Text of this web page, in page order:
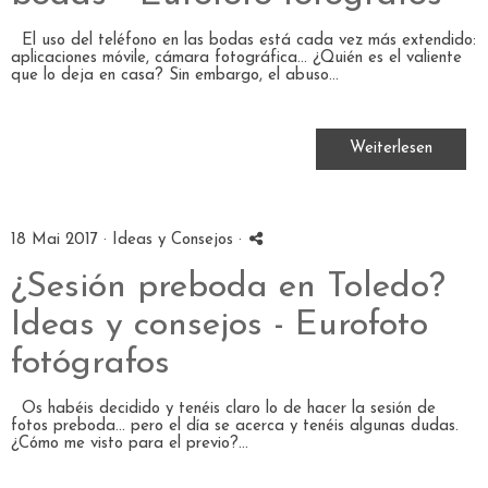
El uso del teléfono en las bodas está cada vez más extendido:
aplicaciones móvile, cámara fotográfica... ¿Quién es el valiente
que lo deja en casa? Sin embargo, el abuso...
Weiterlesen
18 Mai 2017 · Ideas y Consejos ·
¿Sesión preboda en Toledo?
Ideas y consejos - Eurofoto
fotógrafos
Os habéis decidido y tenéis claro lo de hacer la sesión de
fotos preboda... pero el día se acerca y tenéis algunas dudas.
¿Cómo me visto para el previo?...